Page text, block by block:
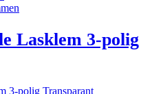
Lasklem 3-polig